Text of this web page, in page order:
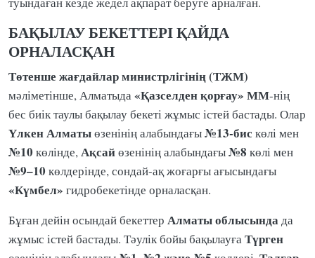
БАҚЫЛАУ БЕКЕТТЕРІ ҚАЙДА
ОРНАЛАСҚАН
Төтенше жағдайлар министрлігінің (ТЖМ)
мәліметінше, Алматыда«Қазселден қорғау» ММ-нің
бес биік таулы бақылау бекеті жұмыс істей бастады. Олар
Үлкен Алматыөзенінің алабындағы№13-бис көлі мен
№10 көлінде,Ақсайөзенінің алабындағы№8 көлі мен
№9–10 көлдерінде, сондай-ақ жоғарғы ағысындағы
«Күмбел» гидробекетінде орналасқан.
Бұған дейін осындай бекеттер Алматы облысындада
жұмыс істей бастады. Тәулік бойы бақылауғаТүрген